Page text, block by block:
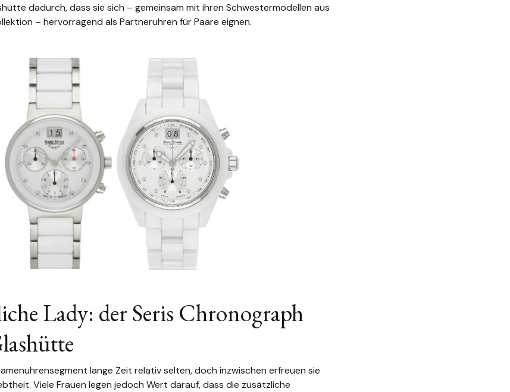
dadurch, dass sie sich – gemeinsam mit ihren Schwestermodellen aus
– hervorragend als Partneruhren für Paare eignen.
Lady: der Seris Chronograph
lange Zeit relativ selten, doch inzwischen erfreuen sie
Viele Frauen legen jedoch Wert darauf, dass die zusätzliche